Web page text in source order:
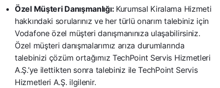
Özel Müşteri Danışmanlığı: Kurumsal Kiralama Hizmeti
hakkındaki sorularınız ve her türlü onarım talebiniz için
Vodafone özel müşteri danışmanınıza ulaşabilirsiniz.
Özel müşteri danışmalarımız arıza durumlarında
talebinizi çözüm ortağımız TechPoint Servis Hizmetleri
A.Ş.’ye ilettikten sonra talebiniz ile TechPoint Servis
Hizmetleri A.Ş. ilgilenir.